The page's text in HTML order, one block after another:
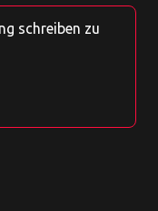
schreiben zu